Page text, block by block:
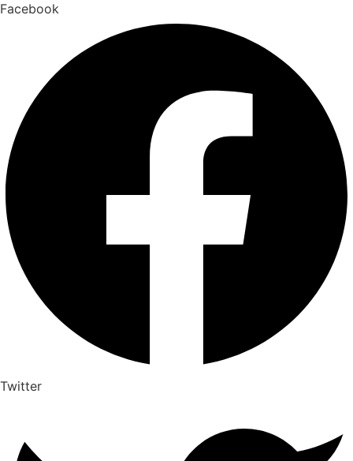
Facebook
Twitter